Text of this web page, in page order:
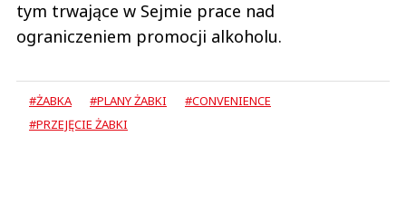
tym trwające w Sejmie prace nad
ograniczeniem promocji alkoholu.
#ŻABKA #PLANY ŻABKI
#CONVENIENCE
#PRZEJĘCIE ŻABKI